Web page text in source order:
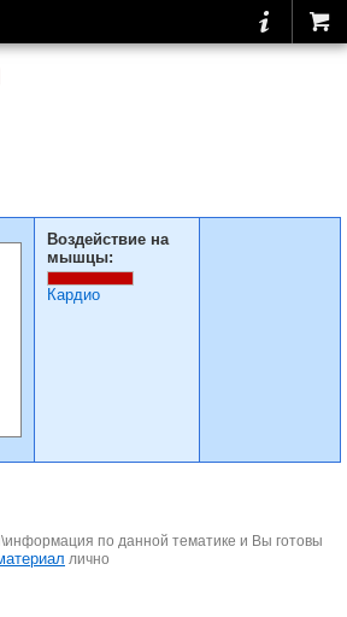
Воздействие на
мышцы:
Кардио
по данной тематике и Вы готовы
лично